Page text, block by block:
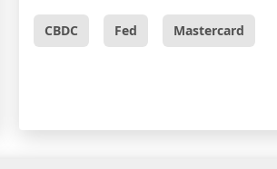
CBDC Fed Mastercard